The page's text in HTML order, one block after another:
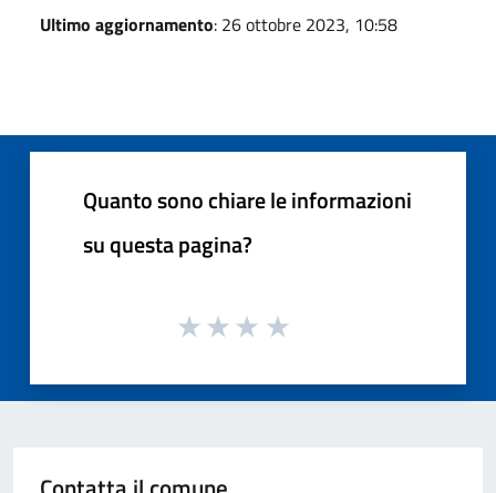
Ultimo aggiornamento: 26 ottobre 2023, 10:58
Quanto sono chiare le informazioni
su questa pagina?